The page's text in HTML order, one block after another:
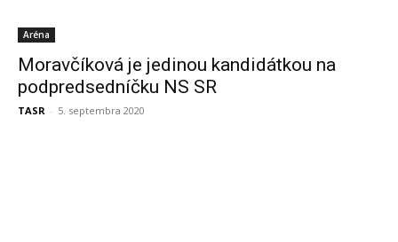
Aréna
Moravčíková je jedinou kandidátkou na
podpredsedníčku NS SR
TASR - 5. septembra 2020